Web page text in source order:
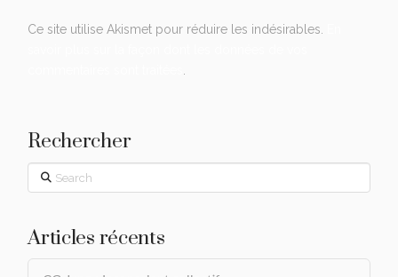
Ce site utilise Akismet pour réduire les indésirables.
.
Rechercher
Search
Articles récents